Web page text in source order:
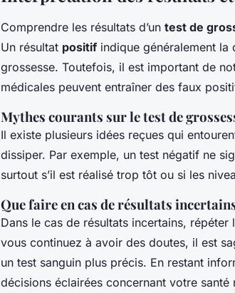
Comprendre les résultats d’un test de
Un résultat positif indique généralement la
grossesse. Toutefois, il est important de
médicales peuvent entraîner des faux
Mythes courants sur le test de
Il existe plusieurs idées reçues qui
dissiper. Par exemple, un test négatif ne
surtout s’il est réalisé trop tôt ou si les
Que faire en cas de résultats
Dans le cas de résultats incertains,
vous continuez à avoir des doutes, il est
un test sanguin plus précis. En restant
décisions éclairées concernant votre santé